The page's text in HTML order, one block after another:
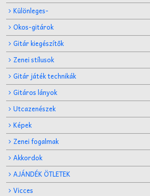
Különleges-
Okos-gitárok
Gitár kiegészítők
Zenei stílusok
Gitár játék technikák
Gitáros lányok
Utcazenészek
Képek
Zenei fogalmak
Akkordok
AJÁNDÉK ÖTLETEK
Vicces